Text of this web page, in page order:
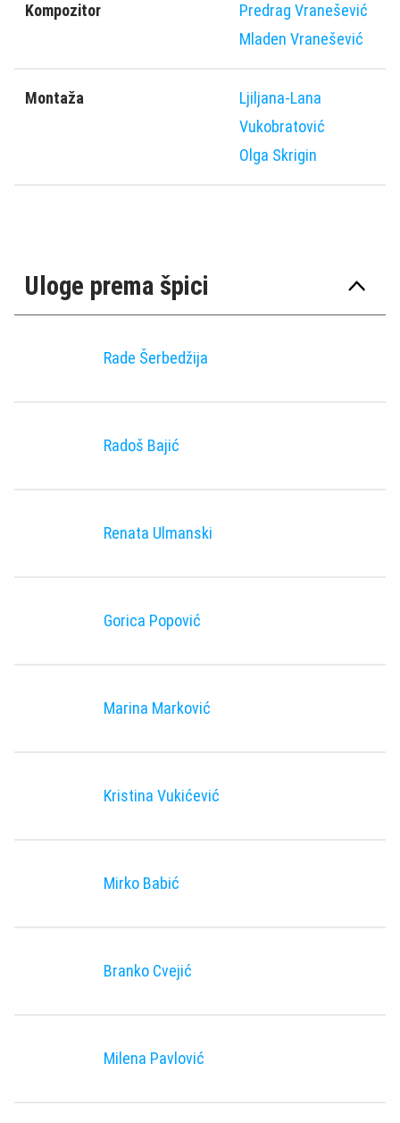
Kompozitor
Predrag Vranešević
Mladen Vranešević
Montaža
Ljiljana-Lana
Vukobratović
Olga Skrigin
Uloge prema špici
Rade Šerbedžija
Radoš Bajić
Renata Ulmanski
Gorica Popović
Marina Marković
Kristina Vukićević
Mirko Babić
Branko Cvejić
Milena Pavlović